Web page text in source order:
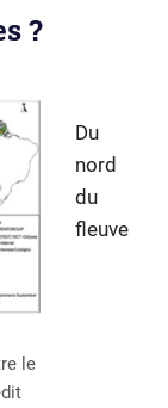
?
le
Du
nord
du
fleuve